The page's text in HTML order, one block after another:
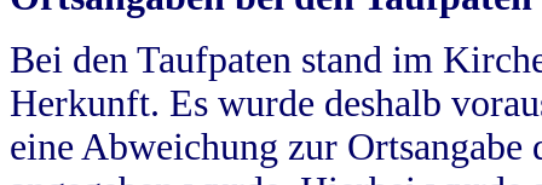
Bei den Taufpaten stand im
Herkunft. Es wurde deshalb
eine Abweichung zur